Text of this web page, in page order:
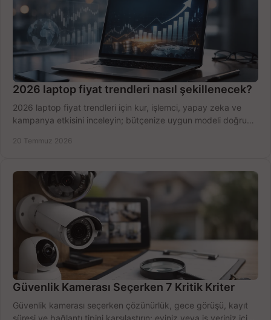
2026 laptop fiyat trendleri nasıl şekillenecek?
2026 laptop fiyat trendleri için kur, işlemci, yapay zeka ve
kampanya etkisini inceleyin; bütçenize uygun modeli doğru
20 Temmuz 2026
Güvenlik Kamerası Seçerken 7 Kritik Kriter
Güvenlik kamerası seçerken çözünürlük, gece görüşü, kayıt